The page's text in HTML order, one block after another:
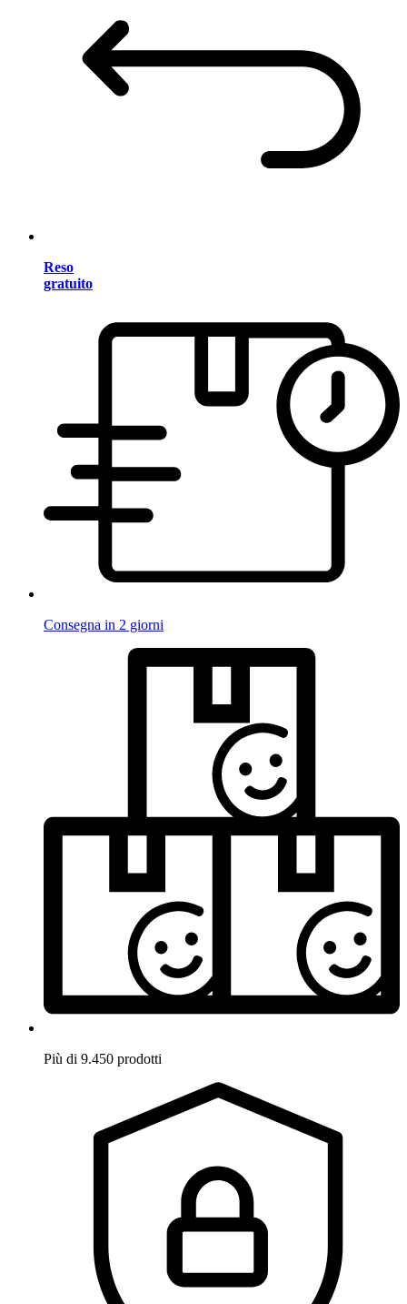
Reso
gratuito
Consegna in 2 giorni
Più di 9.450 prodotti